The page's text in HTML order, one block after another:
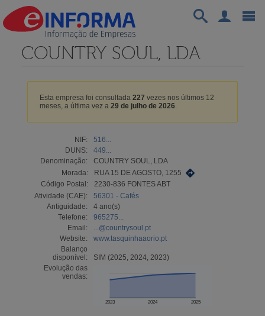
COUNTRY SOUL, LDA
Esta empresa foi consultada 227 vezes nos últimos 12
meses, a última vez a 29 de julho de 2026.
NIF:
516...
DUNS:
449...
Denominação:
COUNTRY SOUL, LDA
Morada:
RUA 15 DE AGOSTO, 1255
Código Postal:
2230-836 FONTES ABT
Atividade (CAE):
56301 - Cafés
Antiguidade:
4 ano(s)
Telefone:
965275...
Email:
...@countrysoul.pt
Website:
www.tasquinhaaorio.pt
Balanço
disponível:
SIM (2025, 2024, 2023)
Evolução das
vendas:
2023 2024 2025